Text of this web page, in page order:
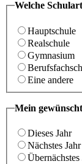
Welche
Hauptschule
Realschule
Gymnasium
Eine andere
Mein
Dieses Jahr
Nächstes Jahr
Übernächstes